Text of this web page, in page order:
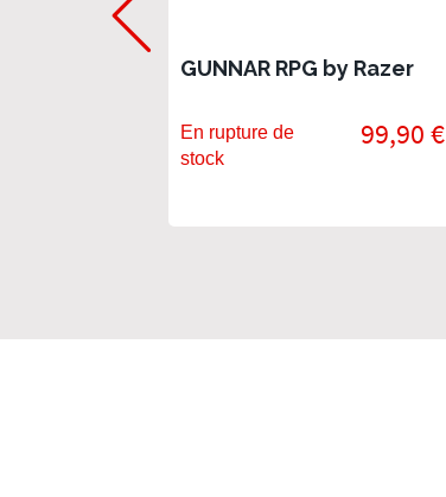
GUNNAR RPG by Razer
En rupture de
stock
99,90 €